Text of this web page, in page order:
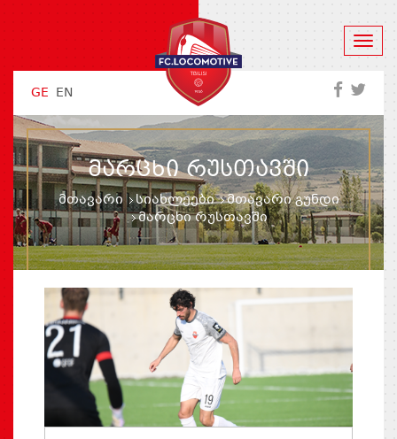
GE EN
ᲛᲐᲠᲪᲮᲘ ᲠᲣᲡᲗᲐᲕᲨᲘ
მთავარი სიახლეები
მთავარი გუნდი
მარცხი რუსთავში